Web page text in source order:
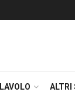
ALTRI